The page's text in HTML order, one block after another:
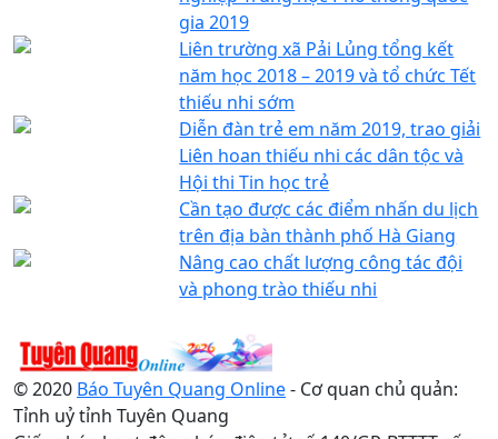
gia 2019
Liên trường xã Pải Lủng tổng kết
năm học 2018 – 2019 và tổ chức Tết
thiếu nhi sớm
Diễn đàn trẻ em năm 2019, trao giải
Liên hoan thiếu nhi các dân tộc và
Hội thi Tin học trẻ
Cần tạo được các điểm nhấn du lịch
trên địa bàn thành phố Hà Giang
Nâng cao chất lượng công tác đội
và phong trào thiếu nhi
© 2020 Báo Tuyên Quang Online- Cơ quan chủ quản:
Tỉnh uỷ tỉnh Tuyên Quang